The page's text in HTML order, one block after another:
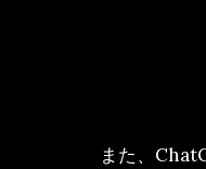
また、